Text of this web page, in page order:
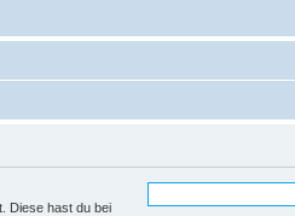
Diese hast du bei